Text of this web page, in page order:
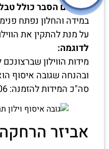
לפניכם הסבר כולל
במידה והחלון נפתח
על מנת להתקין את
לדוגמה:
מידות הווילון שברצונכם להזמין היינו: 100
ובהנחה שגובה איסוף הוא 6 ס"מ לגובה
סה"כ המידות להזמנה: 106 ס"מ גובה על 100 ס"מ רוחב.
אביזר